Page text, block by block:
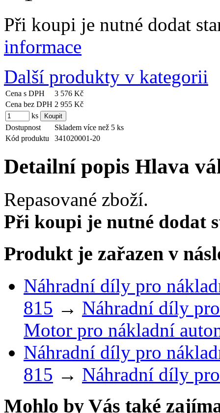
Při koupi je nutné dodat
informace
Další produkty v kategorii
Cena s DPH
3 576 Kč
Cena bez DPH 2 955 Kč
ks
Dostupnost
Skladem více než 5 ks
Kód produktu
341020001-20
Detailní popis Hlava
Repasované zboží.
Při koupi je nutné dodat
Produkt je zařazen v
Náhradní díly pro
815 → Náhradní díly
Motor pro nákladní
Náhradní díly pro
815 → Náhradní díly
Mohlo by Vás také